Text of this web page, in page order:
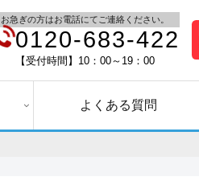
お急ぎの方はお電話にてご連絡ください。
0120-683-422
【受付時間】10：00～19：00
よくある質問